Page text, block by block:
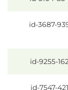
id-3687-
id-9255-
id-7547-421